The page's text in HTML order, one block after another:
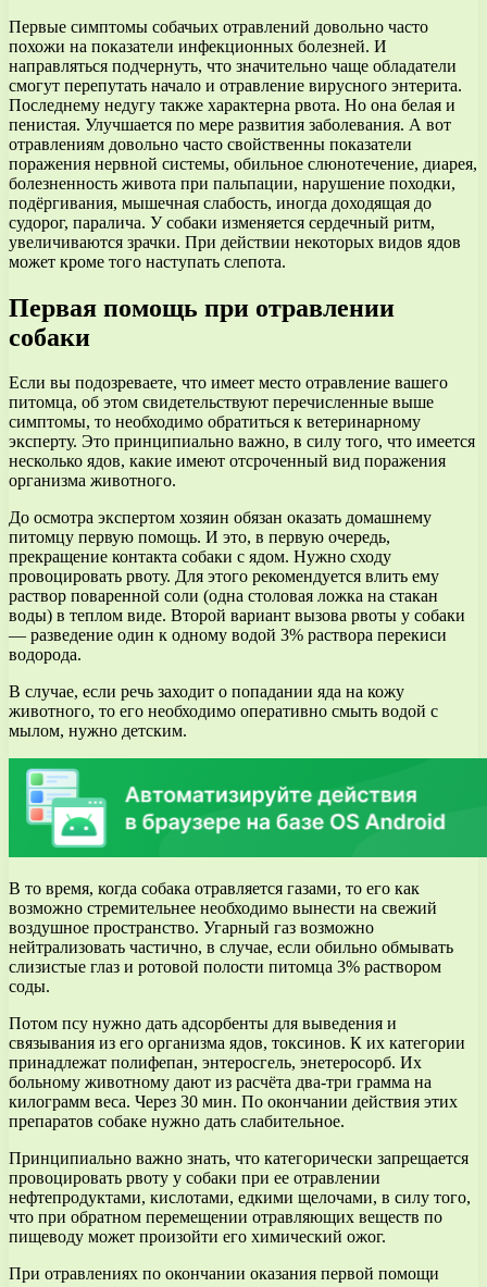
Первые симптомы собачьих отравлений довольно часто
похожи на показатели инфекционных болезней. И
направляться подчернуть, что значительно чаще обладатели
смогут перепутать начало и отравление вирусного энтерита.
Последнему недугу также характерна рвота. Но она белая и
пенистая. Улучшается по мере развития заболевания. А вот
отравлениям довольно часто свойственны показатели
поражения нервной системы, обильное слюнотечение, диарея,
болезненность живота при пальпации, нарушение походки,
подёргивания, мышечная слабость, иногда доходящая до
судорог, паралича. У собаки изменяется сердечный ритм,
увеличиваются зрачки. При действии некоторых видов ядов
может кроме того наступать слепота.
Первая помощь при отравлении
собаки
Если вы подозреваете, что имеет место отравление вашего
питомца, об этом свидетельствуют перечисленные выше
симптомы, то необходимо обратиться к ветеринарному
эксперту. Это принципиально важно, в силу того, что имеется
несколько ядов, какие имеют отсроченный вид поражения
организма животного.
До осмотра экспертом хозяин обязан оказать домашнему
питомцу первую помощь. И это, в первую очередь,
прекращение контакта собаки с ядом. Нужно сходу
провоцировать рвоту. Для этого рекомендуется влить ему
раствор поваренной соли (одна столовая ложка на стакан
воды) в теплом виде. Второй вариант вызова рвоты у собаки
— разведение один к одному водой 3% раствора перекиси
водорода.
В случае, если речь заходит о попадании яда на кожу
животного, то его необходимо оперативно смыть водой с
мылом, нужно детским.
В то время, когда собака отравляется газами, то его как
возможно стремительнее необходимо вынести на свежий
воздушное пространство. Угарный газ возможно
нейтрализовать частично, в случае, если обильно обмывать
слизистые глаз и ротовой полости питомца 3% раствором
соды.
Потом псу нужно дать адсорбенты для выведения и
связывания из его организма ядов, токсинов. К их категории
принадлежат полифепан, энтеросгель, энетеросорб. Их
больному животному дают из расчёта два-три грамма на
килограмм веса. Через 30 мин. По окончании действия этих
препаратов собаке нужно дать слабительное.
Принципиально важно знать, что категорически запрещается
провоцировать рвоту у собаки при ее отравлении
нефтепродуктами, кислотами, едкими щелочами, в силу того,
что при обратном перемещении отравляющих веществ по
пищеводу может произойти его химический ожог.
При отравлениях по окончании оказания первой помощи